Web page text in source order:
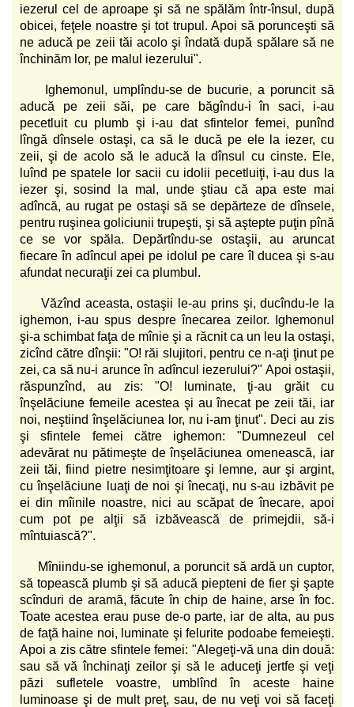
iezerul cel de aproape şi să ne spălăm într-însul, după
obicei, feţele noastre şi tot trupul. Apoi să porunceşti să
ne aducă pe zeii tăi acolo şi îndată după spălare să ne
închinăm lor, pe malul iezerului".
Ighemonul, umplîndu-se de bucurie, a poruncit să
aducă pe zeii săi, pe care băgîndu-i în saci, i-au
pecetluit cu plumb şi i-au dat sfintelor femei, punînd
lîngă dînsele ostaşi, ca să le ducă pe ele la iezer, cu
zeii, şi de acolo să le aducă la dînsul cu cinste. Ele,
luînd pe spatele lor sacii cu idolii pecetluiţi, i-au dus la
iezer şi, sosind la mal, unde ştiau că apa este mai
adîncă, au rugat pe ostaşi să se depărteze de dînsele,
pentru ruşinea goliciunii trupeşti, şi să aştepte puţin pînă
ce se vor spăla. Depărtîndu-se ostaşii, au aruncat
fiecare în adîncul apei pe idolul pe care îl ducea şi s-au
afundat necuraţii zei ca plumbul.
Văzînd aceasta, ostaşii le-au prins şi, ducîndu-le la
ighemon, i-au spus despre înecarea zeilor. Ighemonul
şi-a schimbat faţa de mînie şi a răcnit ca un leu la ostaşi,
zicînd către dînşii: "O! răi slujitori, pentru ce n-aţi ţinut pe
zei, ca să nu-i arunce în adîncul iezerului?" Apoi ostaşii,
răspunzînd, au zis: "O! luminate, ţi-au grăit cu
înşelăciune femeile acestea şi au înecat pe zeii tăi, iar
noi, neştiind înşelăciunea lor, nu i-am ţinut". Deci au zis
şi sfintele femei către ighemon: "Dumnezeul cel
adevărat nu pătimeşte de înşelăciunea omenească, iar
zeii tăi, fiind pietre nesimţitoare şi lemne, aur şi argint,
cu înşelăciune luaţi de noi şi înecaţi, nu s-au izbăvit pe
ei din mîinile noastre, nici au scăpat de înecare, apoi
cum pot pe alţii să izbăvească de primejdii, să-i
mîntuiască?".
Mîniindu-se ighemonul, a poruncit să ardă un cuptor,
să topească plumb şi să aducă piepteni de fier şi şapte
scînduri de aramă, făcute în chip de haine, arse în foc.
Toate acestea erau puse de-o parte, iar de alta, au pus
de faţă haine noi, luminate şi felurite podoabe femeieşti.
Apoi a zis către sfintele femei: "Alegeţi-vă una din două:
sau să vă închinaţi zeilor şi să le aduceţi jertfe şi veţi
păzi sufletele voastre, umblînd în aceste haine
luminoase şi de mult preţ, sau, de nu veţi voi să faceţi